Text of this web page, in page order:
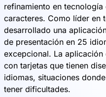
refinamiento en
caracteres. Como líder en
desarrollado una
de presentación en 25
excepcional. La
con tarjetas que tienen
idiomas, situaciones
tener dificultades.